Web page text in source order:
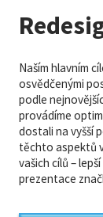
Naším hlavním
osvědčenými
podle
provádíme
dostali na vyšší
těchto aspektů
vašich cílů –
prezentace